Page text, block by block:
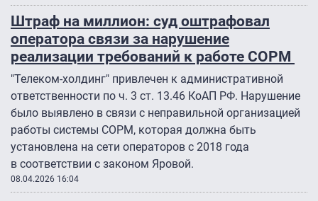
Штраф на миллион: суд оштрафовал
оператора связи за нарушение
реализации требований к работе СОРМ
"Телеком-холдинг" привлечен к административной
ответственности по ч. 3 ст. 13.46 КоАП РФ. Нарушение
было выявлено в связи с неправильной организацией
работы системы СОРМ, которая должна быть
установлена на сети операторов с 2018 года
в соответствии с законом Яровой.
08.04.2026 16:04